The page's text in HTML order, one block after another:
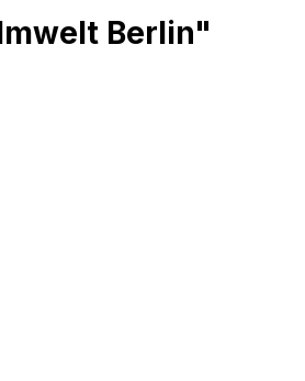
Berlin"